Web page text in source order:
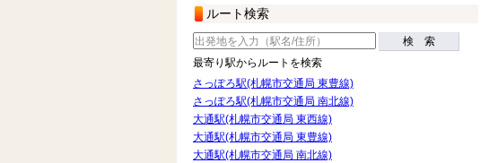
ルート検索
検 索
最寄り駅からルートを検索
さっぽろ駅(札幌市交通局 東豊線)
さっぽろ駅(札幌市交通局 南北線)
大通駅(札幌市交通局 東西線)
大通駅(札幌市交通局 東豊線)
大通駅(札幌市交通局 南北線)